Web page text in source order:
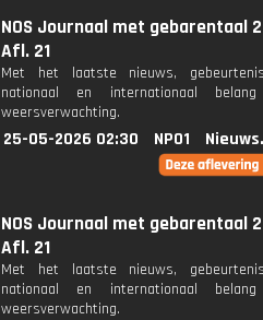
NOS Journaal met gebarentaal
Afl. 21
Met het laatste nieuws,
nationaal en internationaal
weersverwachting.
25-05-2026 02:30 NPO1
NOS Journaal met gebarentaal
Afl. 21
Met het laatste nieuws,
nationaal en internationaal
weersverwachting.